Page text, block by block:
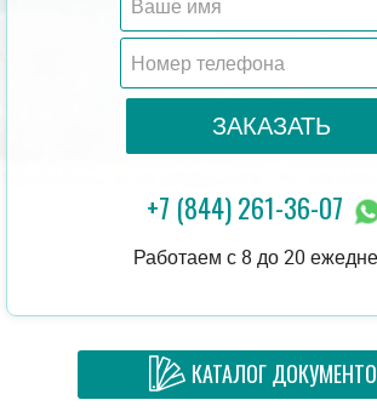
ЗАКАЗАТЬ
+7 (844) 261-36-07
Работаем с 8 до 20
КАТАЛОГ